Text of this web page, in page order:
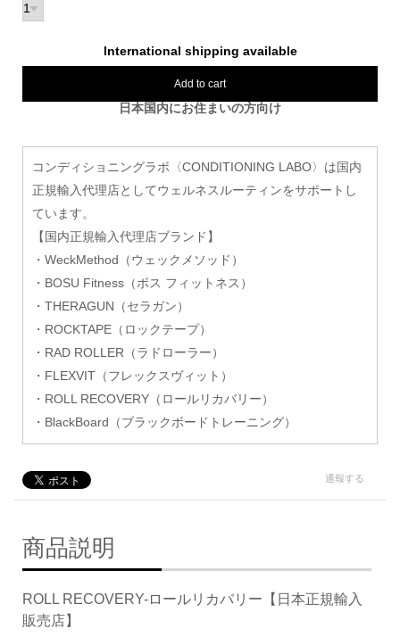
International shipping available
Add to cart
日本国内にお住まいの方向け
コンディショニングラボ〈CONDITIONING LABO〉は国内
正規輸入代理店としてウェルネスルーティンをサポートし
ています。
【国内正規輸入代理店ブランド】
・WeckMethod（ウェックメソッド）
・BOSU Fitness（ボス フィットネス）
・THERAGUN（セラガン）
・ROCKTAPE（ロックテープ）
・RAD ROLLER（ラドローラー）
・FLEXVIT（フレックスヴィット）
・ROLL RECOVERY（ロールリカバリー）
・BlackBoard（ブラックボードトレーニング）
通報する
商品説明
ROLL RECOVERY-ロールリカバリー【日本正規輸入
販売店】